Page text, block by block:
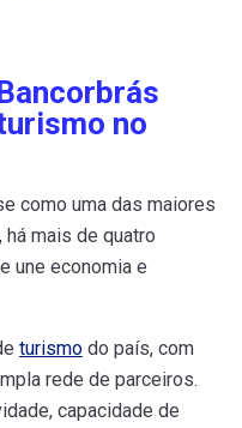
no
como uma das maiores
mais de quatro
une economia e
turismo do país, com
rede de parceiros.
capacidade de